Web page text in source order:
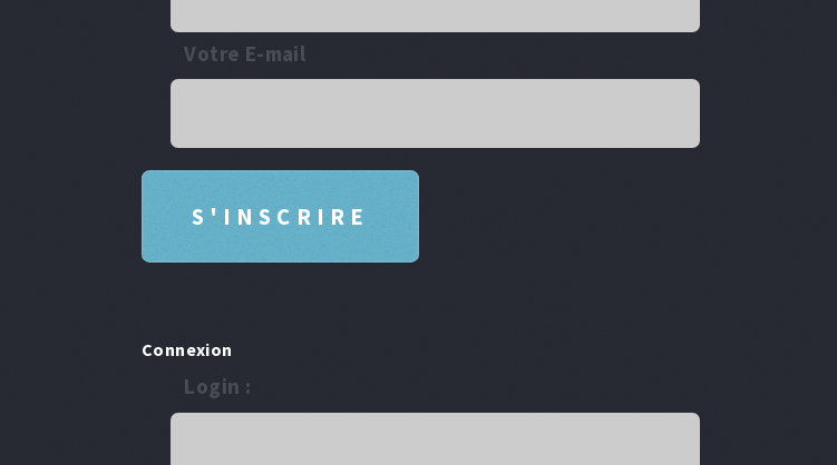
Votre E-mail
Connexion
Login :